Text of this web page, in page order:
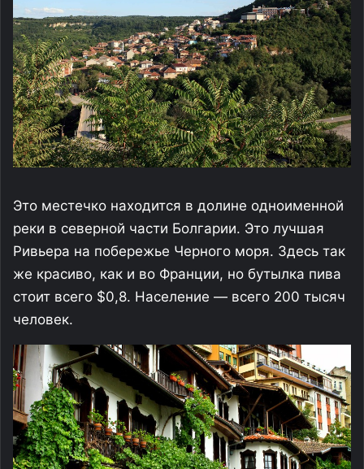
Это местечко находится в долине одноименной
реки в северной части Болгарии. Это лучшая
Ривьера на побережье Черного моря. Здесь так
же красиво, как и во Франции, но бутылка пива
стоит всего $0,8. Население — всего 200 тысяч
человек.